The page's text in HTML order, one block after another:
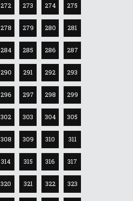
272 273 274 275
278 279 280 281
284 285 286 287
290 291 292 293
296 297 298 299
302 303 304 305
308 309 310 311
314 315 316 317
320 321 322 323